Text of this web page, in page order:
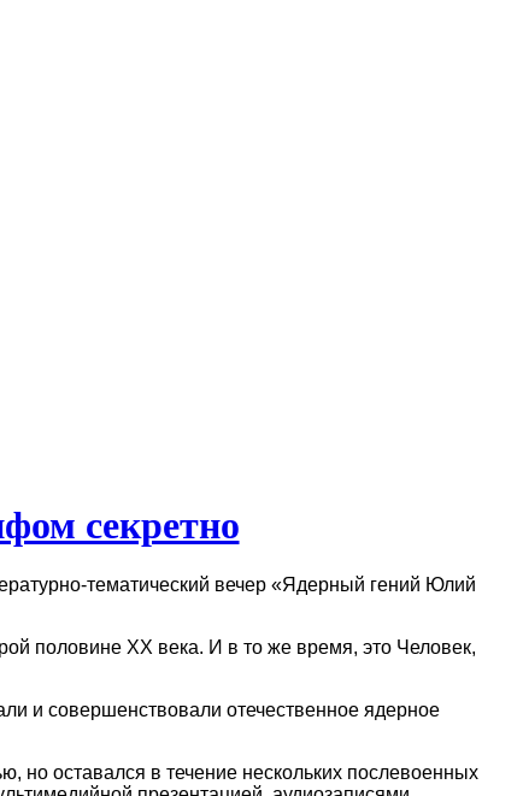
секретно
тематический вечер «Ядерный гений Юлий
половине XX века. И в то же время, это Человек,
и совершенствовали отечественное ядерное
но оставался в течение нескольких послевоенных